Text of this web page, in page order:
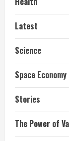
Latest
Science
Space Economy
Stories
The Power of